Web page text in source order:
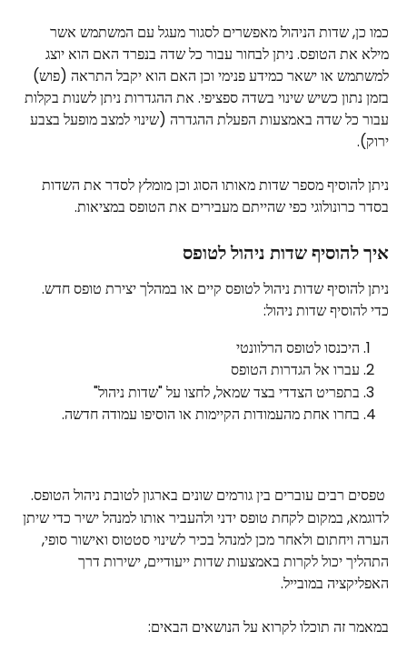
כמו כן, שדות הניהול מאפשרים לסגור מעגל עם המשתמש אשר
מילא את הטופס. ניתן לבחור עבור כל שדה בנפרד האם הוא יוצג
למשתמש או ישאר כמידע פנימי וכן האם הוא יקבל התראה (פוש)
בזמן נתון כשיש שינוי בשדה ספציפי. את ההגדרות ניתן לשנות בקלות
עבור כל שדה באמצעות הפעלת ההגדרה (שינוי למצב מופעל בצבע
ירוק).
ניתן להוסיף מספר שדות מאותו הסוג וכן מומלץ לסדר את השדות
בסדר כרונולוגי כפי שהייתם מעבירים את הטופס במציאות.
איך להוסיף שדות ניהול לטופס
ניתן להוסיף שדות ניהול לטופס קיים או במהלך יצירת טופס חדש.
כדי להוסיף שדות ניהול:
היכנסו לטופס הרלוונטי
עברו אל הגדרות הטופס
בתפריט הצדדי בצד שמאל, לחצו על "שדות ניהול"
בחרו אחת מהעמודות הקיימות או הוסיפו עמודה חדשה.
לדוגמא, במקום לקחת טופס ידני ולהעביר אותו למנהל ישיר כדי שיתן
הערה ויחתום ולאחר מכן למנהל בכיר לשינוי סטטוס ואישור סופי,
התהליך יכול לקרות באמצעות שדות ייעודיים, ישירות דרך
האפליקציה במובייל.
במאמר זה תוכלו לקרוא על הנושאים הבאים: